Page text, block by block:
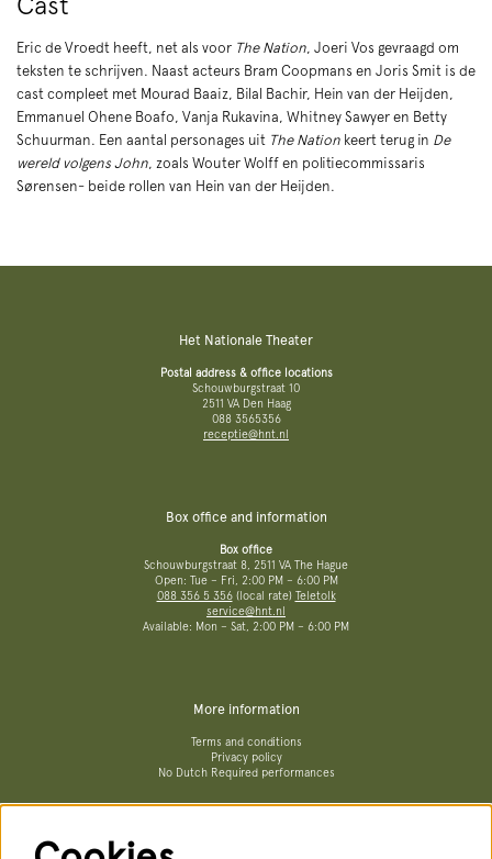
Eric de Vroedt heeft, net als voor The Nation, Joeri Vos gevraagd om
teksten te schrijven. Naast acteurs Bram Coopmans en Joris Smit is de
cast compleet met Mourad Baaiz, Bilal Bachir, Hein van der Heijden,
Emmanuel Ohene Boafo, Vanja Rukavina, Whitney Sawyer en Betty
Schuurman. Een aantal personages uit The Nation keert terug in De
wereld volgens John, zoals Wouter Wolff en politiecommissaris
Sørensen- beide rollen van Hein van der Heijden.
Het Nationale Theater
Postal address & office locations
Schouwburgstraat 10
2511 VA Den Haag
088 3565356
receptie@hnt.nl
Box office and information
Box office
Schouwburgstraat 8, 2511 VA The Hague
Open: Tue – Fri, 2:00 PM – 6:00 PM
088 356 5 356(local rate) Teletolk
service@hnt.nl
Available: Mon – Sat, 2:00 PM – 6:00 PM
More information
Terms and conditions
Privacy policy
No Dutch Required performances